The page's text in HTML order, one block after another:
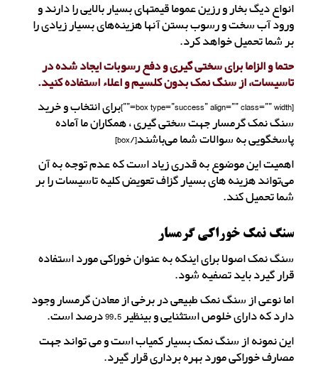
انواع دیگ بخار و رزین عموما قیمتهای بسیار بالایی را دارند و
ورود آب سخت و رسوب بستن آنها هزینه‌های بسیار زیادی را
بر شما تحمیل خواهد کرد.
حتما و الزاما برای سختی گیری و دفع رسوبات ایجاد شده در
تاسیسات، از سنگ نمک بدون کلسیم و اعلاء استفاده کنید.
[box type=”success” align=”” class=”” width=””]برای انتخاب و خرید
سنگ نمک گرمسار جهت سختی گیری ، همکاران ما آماده
پاسخگویی به سوالات شما می‌باشند[/box]
اهمیت این موضوع به قدری زیاد است که عدم توجه به آن
می‌تواند هزینه های بسیار گزاف تعویض کلیه تاسیسات را بر
شما تحمیل کند.
سنگ نمک خوراکی گرمسار
سنگ نمک اصولا برای اینکه به عنوان خوراکی مورد استفاده
قرار گیرد باید تصفیه شود.
اما نوعی از سنگ نمک طبیعی در برخی از معادن گرمسار وجود
دارد که دارای خلوص استثنایی و بینظیر 99.5 درصد است.
این نمونه از سنگ نمک بسیار کمیاب است و می تواند جهت
مصارف خوراکی مورد بهره برداری قرار گیرد.